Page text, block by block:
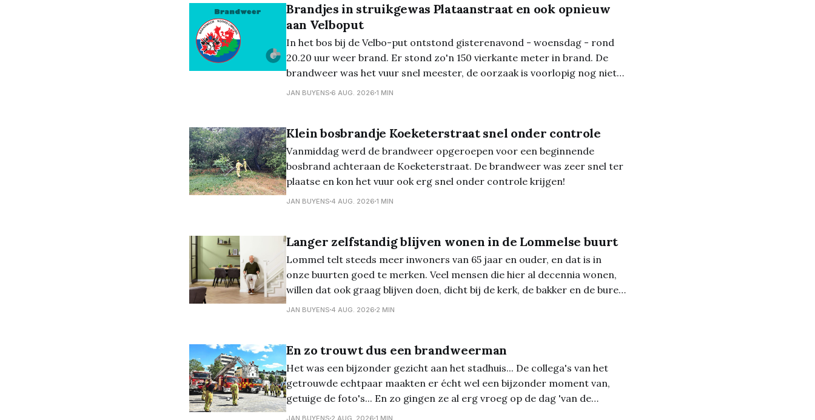
Brandjes in struikgewas Plataanstraat en ook opnieuw
aan Velboput
In het bos bij de Velbo-put ontstond gisterenavond - woensdag - rond
20.20 uur weer brand. Er stond zo'n 150 vierkante meter in brand. De
brandweer was het vuur snel meester, de oorzaak is voorlopig nog niet
bekend... En de dag ervoor, dinsdagavond, ontstond er een natuurbrand
JAN BUYENS 6 AUG. 2026 1 MIN
Klein bosbrandje Koeketerstraat snel onder controle
Vanmiddag werd de brandweer opgeroepen voor een beginnende
bosbrand achteraan de Koeketerstraat. De brandweer was zeer snel ter
plaatse en kon het vuur ook erg snel onder controle krijgen!
JAN BUYENS 4 AUG. 2026 1 MIN
Langer zelfstandig blijven wonen in de Lommelse buurt
Lommel telt steeds meer inwoners van 65 jaar en ouder, en dat is in
onze buurten goed te merken. Veel mensen die hier al decennia wonen,
willen dat ook graag blijven doen, dicht bij de kerk, de bakker en de buren
die ze al jaren kennen. Toch verandert er met
JAN BUYENS 4 AUG. 2026 2 MIN
En zo trouwt dus een brandweerman
Het was een bijzonder gezicht aan het stadhuis... De collega's van het
getrouwde echtpaar maakten er écht wel een bijzonder moment van,
getuige de foto's... En zo gingen ze al erg vroeg op de dag 'van de
grond'...
JAN BUYENS 2 AUG. 2026 1 MIN